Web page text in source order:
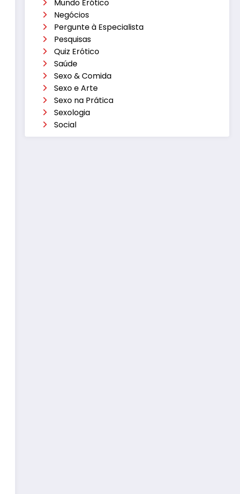
Mundo Erótico
Negócios
Pergunte à Especialista
Pesquisas
Quiz Erótico
Saúde
Sexo & Comida
Sexo e Arte
Sexo na Prática
Sexologia
Social